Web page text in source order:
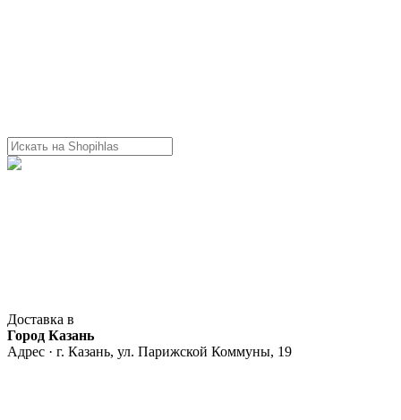
Доставка в
Город Казань
Адрес · г. Казань, ул. Парижской Коммуны, 19